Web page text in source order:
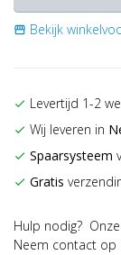
storefront Bekijk
check Levertijd 1-2
check Wij leveren in
check Spaarsysteem
check Gratis
Hulp nodig?
Neem contact op